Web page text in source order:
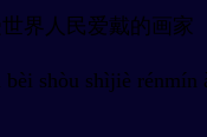
界人民爱戴的画家
shòu shìjiè rénmín